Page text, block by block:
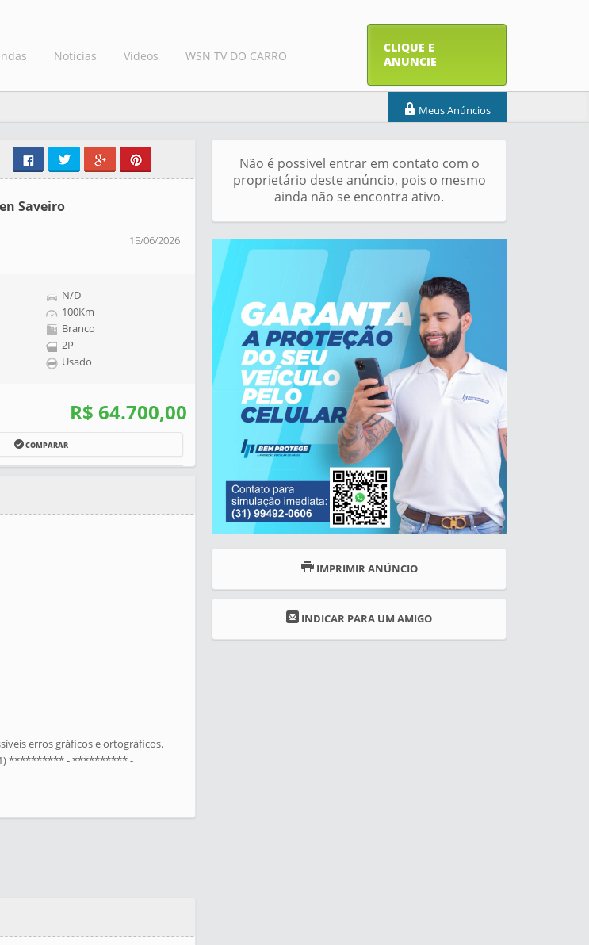
Notícias Vídeos WSN TV DO CARRO
CLIQUE E
ANUNCIE
Meus Anúncios
Saveiro
15/06/2026
N/D
100Km
Branco
2P
Usado
R$ 64.700,00
COMPARAR
erros gráficos e ortográficos.
(31) ********** - ********** -
Não é possivel entrar em contato com o
proprietário deste anúncio, pois o mesmo
ainda não se encontra ativo.
IMPRIMIR ANÚNCIO
INDICAR PARA UM AMIGO